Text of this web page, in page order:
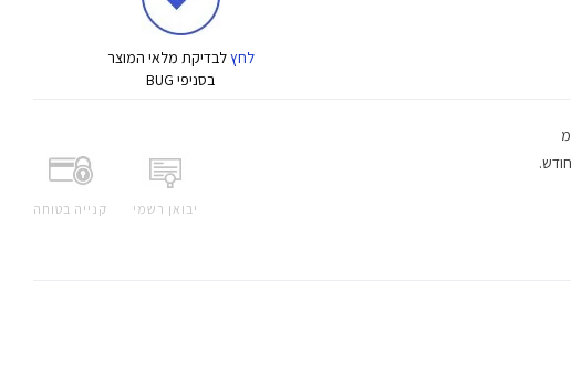
לחץלבדיקת מלאי המוצר
בסניפי BUG
יבואן רשמי קנייה בטוחה